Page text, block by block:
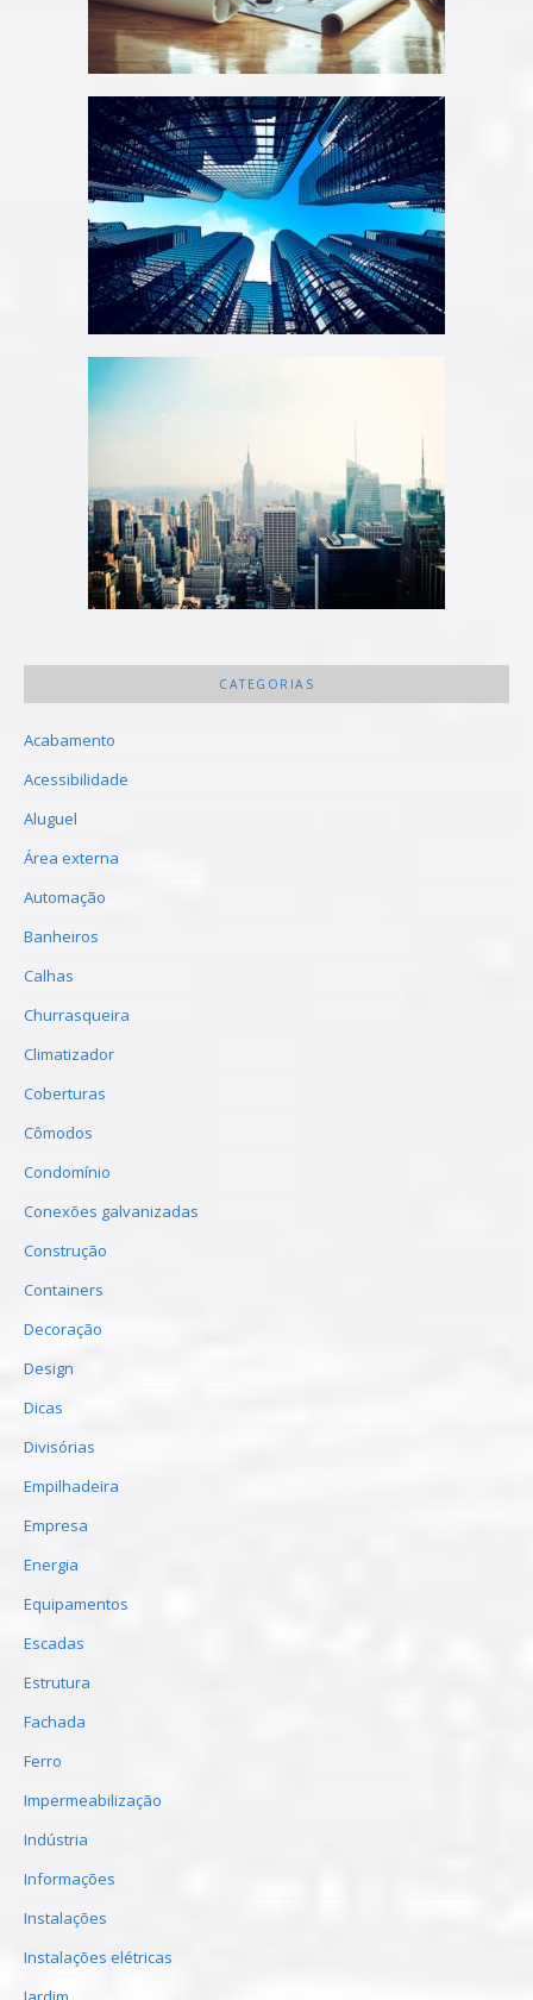
CATEGORIAS
Acabamento
Acessibilidade
Aluguel
Área externa
Automação
Banheiros
Calhas
Churrasqueira
Climatizador
Coberturas
Cômodos
Condomínio
Conexões galvanizadas
Construção
Containers
Decoração
Design
Dicas
Divisórias
Empilhadeira
Empresa
Energia
Equipamentos
Escadas
Estrutura
Fachada
Ferro
Impermeabilização
Indústria
Informações
Instalações
Instalações elétricas